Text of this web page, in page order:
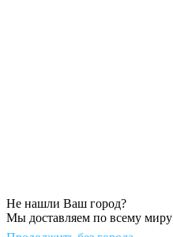
Не нашли Ваш город?
Мы доставляем по всему миру